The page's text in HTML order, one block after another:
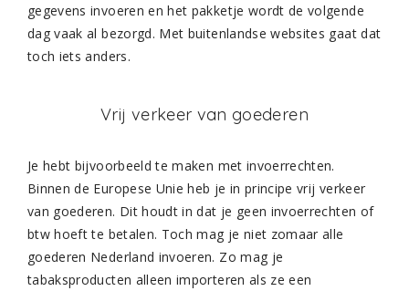
gegevens invoeren en het pakketje wordt de volgende
dag vaak al bezorgd. Met buitenlandse websites gaat dat
toch iets anders.
Vrij verkeer van goederen
Je hebt bijvoorbeeld te maken met invoerrechten.
Binnen de Europese Unie heb je in principe vrij verkeer
van goederen. Dit houdt in dat je geen invoerrechten of
btw hoeft te betalen. Toch mag je niet zomaar alle
goederen Nederland invoeren. Zo mag je
tabaksproducten alleen importeren als ze een